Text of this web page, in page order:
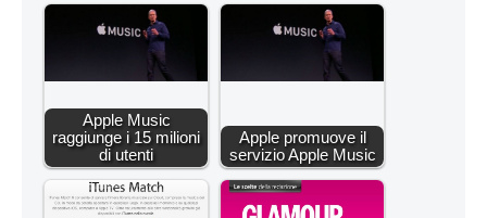
Apple Music
raggiunge i 15 milioni
di utenti
Apple promuove il
servizio Apple Music